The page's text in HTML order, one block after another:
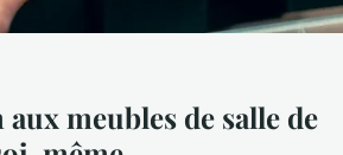
meubles de salle de